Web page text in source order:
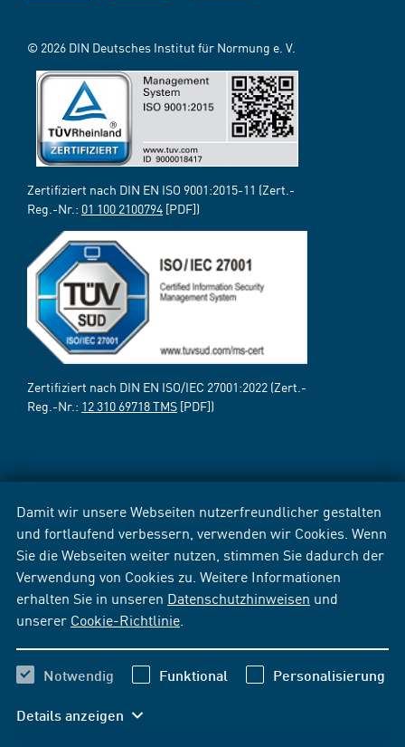
Damit wir unsere Webseiten nutzerfreundlicher gestalten
und fortlaufend verbessern, verwenden wir Cookies. Wenn
Sie die Webseiten weiter nutzen, stimmen Sie dadurch der
Verwendung von Cookies zu. Weitere Informationen
erhalten Sie in unseren Datenschutzhinweisen und
unserer Cookie-Richtlinie
Notwendig Funktional Personalisierung
Details anzeigen
© 2026 DIN Deutsches Institut für Normung e. V.
Zertifiziert nach DIN EN ISO 9001:2015-11 (Zert.-
Reg.-Nr.: 01 100 2100794 [PDF])
Zertifiziert nach DIN EN ISO/IEC 27001:2022 (Zert.-
Reg.-Nr.: 12 310 69718 TMS [PDF])